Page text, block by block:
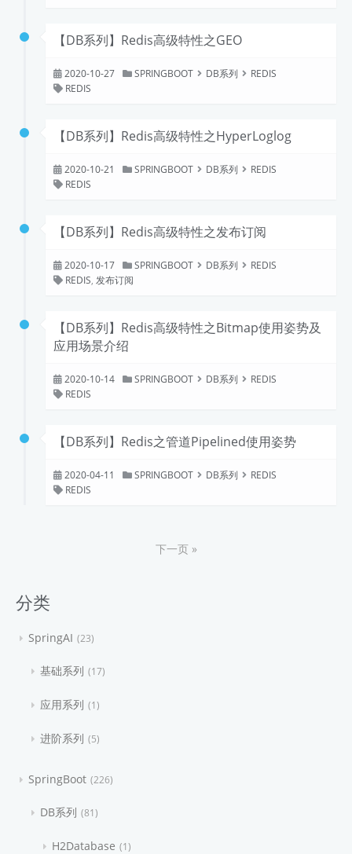
【DB系列】Redis高级特性之GEO
2020-10-27 SPRINGBOOT DB系列
REDIS
REDIS
【DB系列】Redis高级特性之HyperLoglog
2020-10-21 SPRINGBOOT DB系列
REDIS
REDIS
【DB系列】Redis高级特性之发布订阅
2020-10-17 SPRINGBOOT DB系列
REDIS
REDIS, 发布订阅
【DB系列】Redis高级特性之Bitmap使用姿势及
应用场景介绍
2020-10-14 SPRINGBOOT DB系列
REDIS
REDIS
【DB系列】Redis之管道Pipelined使用姿势
2020-04-11 SPRINGBOOT DB系列
REDIS
REDIS
下一页 »
分类
SpringAI 23
基础系列 17
应用系列 1
进阶系列 5
SpringBoot 226
DB系列 81
H2Database 1